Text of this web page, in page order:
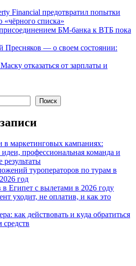
Financial предотвратил попытки
списка»
БМ-банка к ВТБ пока
— о своем состоянии:
отказаться от зарплаты и
Поиск
в маркетинговых кампаниях:
профессиональная команда и
результаты
туроператоров по турам в
год
в Египет с вылетами в 2026 году
уходит, не оплатив, и как это
как действовать и куда обратиться
средств